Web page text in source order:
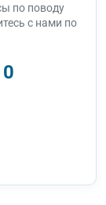
по поводу
с нами по